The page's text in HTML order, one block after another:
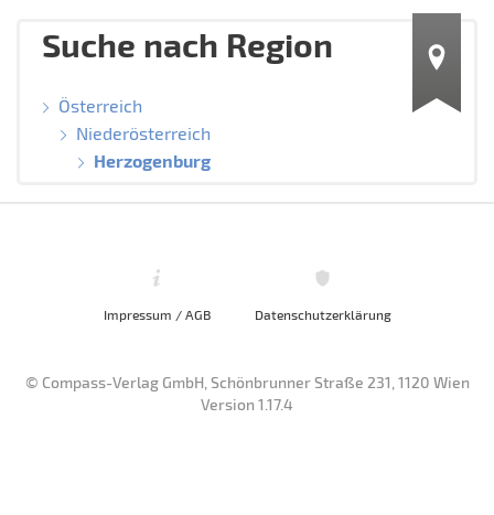
Suche nach Region
Österreich
Niederösterreich
Herzogenburg
Impressum / AGB Datenschutzerklärung
© Compass-Verlag GmbH, Schönbrunner Straße 231, 1120 Wien
Version 1.17.4